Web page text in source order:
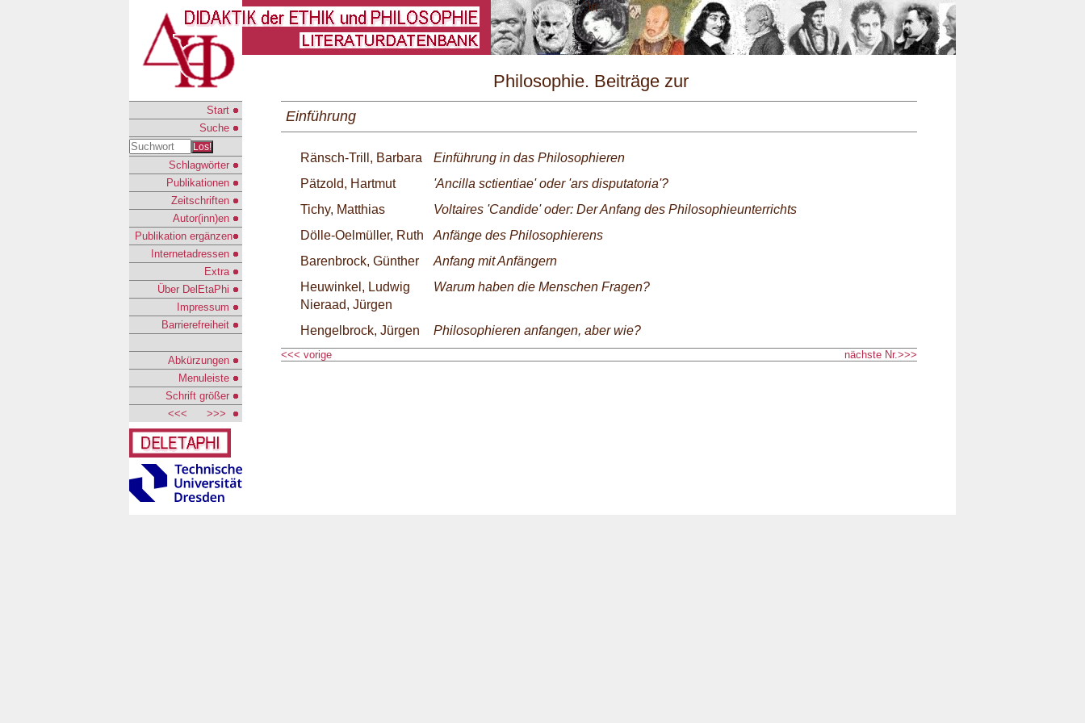
\n
Start
Suche
Los!
Schlagwörter
Publikationen
Zeitschriften
Autor(inn)en
Publikation ergänzen
Internetadressen
Extra
Über DelEtaPhi
Impressum
Barrierefreiheit
Abkürzungen
Menuleiste
Schrift größer
<<<
>>>
Philosophie. Beiträge zur
Unterrichtspraxis Nr. 14/1985
Einführung
Ränsch-Trill, Barbara
Einführung in das Philosophieren
Pätzold, Hartmut
'Ancilla sctientiae' oder 'ars disputatoria'?
Tichy, Matthias
Voltaires 'Candide' oder: Der Anfang des Philosophieunterrichts
Dölle-Oelmüller, Ruth
Anfänge des Philosophierens
Barenbrock, Günther
Anfang mit Anfängern
Heuwinkel, Ludwig
Nieraad, Jürgen
Warum haben die Menschen Fragen?
Hengelbrock, Jürgen Philosophieren anfangen, aber wie?
<<< vorige nächste Nr.>>>